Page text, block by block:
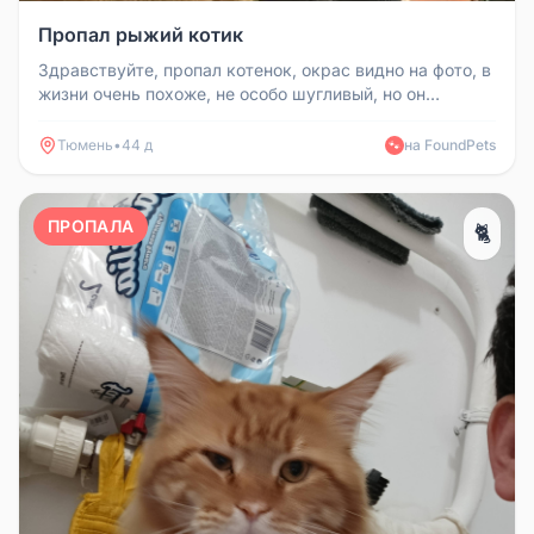
Пропал рыжий котик
Здравствуйте, пропал котенок, окрас видно на фото, в
жизни очень похоже, не особо шугливый, но он
Тюмень•44 д 🐾 на FoundPets
ПРОПАЛА 🐈